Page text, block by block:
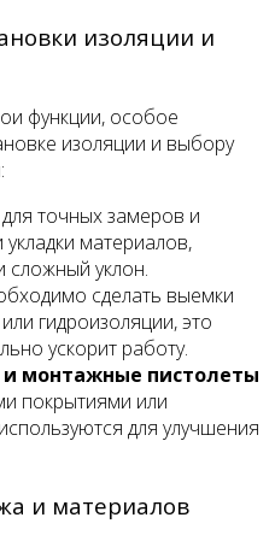
изоляции и
функции, особое
изоляции и выбору
точных замеров и
материалов,
сложный уклон.
сделать выемки
гидроизоляции, это
ускорит работу.
монтажные пистолеты
покрытиями или
для улучшения
и материалов